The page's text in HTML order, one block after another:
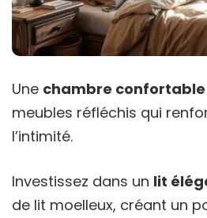
Une chambre confortable
meubles réfléchis qui
l’intimité.
Investissez dans un lit
de lit moelleux, créant un